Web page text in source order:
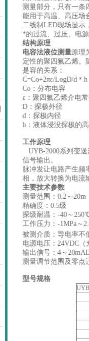
测量部分，只有一条
能用于高温、高压场
二线制LED现场显示
*的过流、过压、电
结构原理
电容法液位测量原理
定性的聚四氟乙烯。
是容的关系：
C=Co+2πε/LogD/d
Co：分布电容
ε：聚四氟乙烯介电
D：探极外径
d：探极内径
h：液体浸没探极的
工作原理
UYB-2000系列变
信号输出。
脉冲发让电路产生频
相，放大转换为电流
主要技术参数
测量范围：0.2～20m
精确度：0.5级
探级耐温：-40～
工作压力：-1MPa～
被测介质：导电率不
电源电压：24VDC（
输出信号：4～
测量调节范围及零点
型号规格